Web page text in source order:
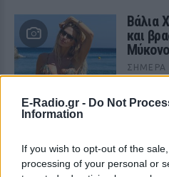
E-Radio.gr - Do Not
Information
If you wish to opt-out of the
processing of your personal or
Βάλια
και
ΣΉΜΕΡΑ
Η
Πάρο με